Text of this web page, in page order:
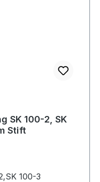
SK 100-2, SK
Stift
100-3